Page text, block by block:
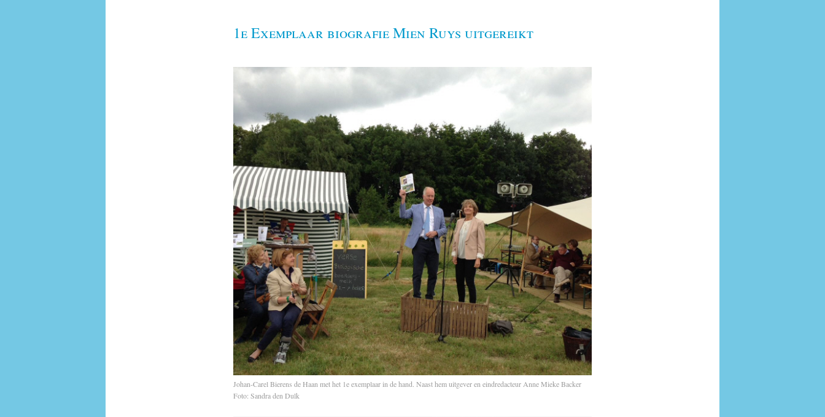
1e Exemplaar biografie Mien Ruys uitgereikt
Johan-Carel Bierens de Haan met het 1e exemplaar in de hand. Naast hem uitgever en eindredacteur Anne Mieke Backer
Foto: Sandra den Dulk